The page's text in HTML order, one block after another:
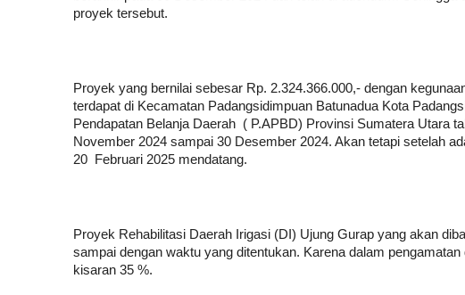
proyek tersebut.
Proyek yang bernilai sebesar Rp. 2.324.366.000,- dengan
terdapat di Kecamatan Padangsidimpuan Batunadua Kota
Pendapatan Belanja Daerah ( P.APBD) Provinsi Sumatera Utara
November 2024 sampai 30 Desember 2024. Akan tetapi setelah
20 Februari 2025 mendatang.
Proyek Rehabilitasi Daerah Irigasi (DI) Ujung Gurap yang akan
sampai dengan waktu yang ditentukan. Karena dalam
kisaran 35 %.